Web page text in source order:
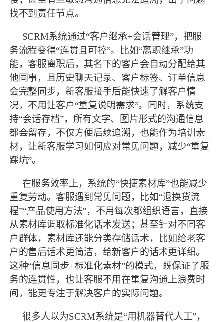
找不到责任节点。
SCRM系统通过“客户继承+会话管理”，把服
务流程变得“连贯且可控”。比如“离职继承”功
能，客服离职后，其名下的客户会自动分配给其
他同事，且历史聊天记录、客户标签、订单信息
会完整同步，新客服接手后能快速了解客户情
况，不用让客户“重复说明需求”。同时，系统支
持“会话存档”，所有文字、图片形式的沟通信息
都会留存，不仅方便后续追溯，也能作为培训素
材，让新客服学习如何应对常见问题，减少“重复
踩坑”。
在服务效率上，系统的“快捷素材库”也能减少
重复劳动。客服遇到常见问题，比如“退换货流
程”“产品使用方法”，不用每次都组织语言，直接
从素材库调取标准化话术发送；甚至针对不同客
户群体，素材库还能分类存储话术，比如给老客
户的售后话术更简洁，给新客户的话术更详细。
这种“信息同步+标准化素材”的模式，既保证了服
务的连贯性，也让客服不用在重复沟通上浪费时
间，能更专注于解决客户的实际问题。
很多人以为SCRM系统是“用机器替代人工”，